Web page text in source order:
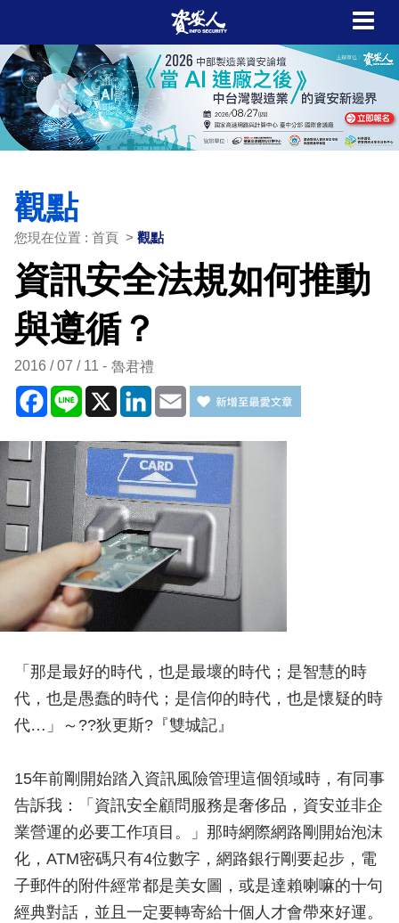
觀點
您現在位置 : 首頁 > 觀點
資訊安全法規如何推動
與遵循？
2016 / 07 / 11 魯君禮
Facebook
Line X LinkedIn
Email
「那是最好的時代，也是最壞的時代；是智慧的時
代，也是愚蠢的時代；是信仰的時代，也是懷疑的時
代…」～??狄更斯?『雙城記』
15年前剛開始踏入資訊風險管理這個領域時，有同事
告訴我：「資訊安全顧問服務是奢侈品，資安並非企
業營運的必要工作項目。」那時網際網路剛開始泡沫
化，ATM密碼只有4位數字，網路銀行剛要起步，電
子郵件的附件經常都是美女圖，或是達賴喇嘛的十句
經典對話，並且一定要轉寄給十個人才會帶來好運。